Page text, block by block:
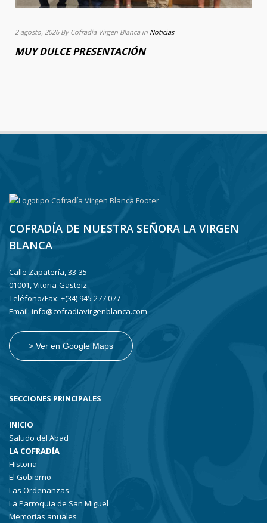
2 agosto, 2026 By Cofradía Virgen Blanca in Noticias
MUY DULCE PRESENTACIÓN
COFRADÍA DE NUESTRA SEÑORA LA VIRGEN
BLANCA
Calle Zapatería, 33-35
01001, Vitoria-Gasteiz
Teléfono/Fax: +(34) 945 277 077
Email: info@cofradiavirgenblanca.com
> Ver en Google Maps
SECCIONES PRINCIPALES
INICIO
Saludo del Abad
LA COFRADÍA
Historia
El Gobierno
Las Ordenanzas
La Parroquia de San Miguel
Memorias anuales